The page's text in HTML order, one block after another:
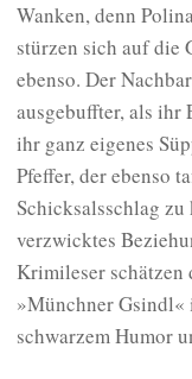
Wanken, denn
stürzen sich auf die
ebenso. Der
ausgebuffter, als ihr
ihr ganz eigenes
Pfeffer, der ebenso
Schicksalsschlag
verzwicktes
Krimileser schätzen
»Münchner
schwarzem Humor